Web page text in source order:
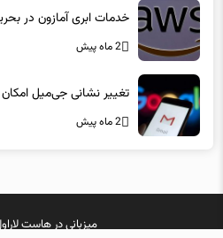
خدمات ابری آمازون در
2 ماه پیش
تغییر نشانی جی‌میل
2 ماه پیش
میزبانی درهاست